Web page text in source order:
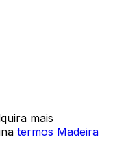
mais
termos Madeira